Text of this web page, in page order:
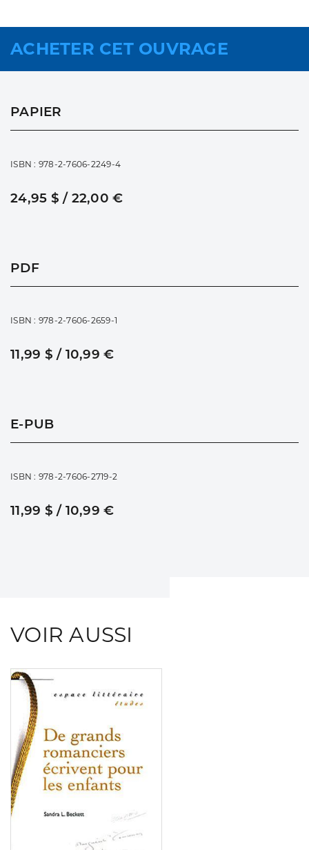
ACHETER CET OUVRAGE
PAPIER
ISBN : 978-2-7606-2249-4
24,95 $ / 22,00 €
PDF
ISBN : 978-2-7606-2659-1
11,99 $ / 10,99 €
E-PUB
ISBN : 978-2-7606-2719-2
11,99 $ / 10,99 €
VOIR AUSSI